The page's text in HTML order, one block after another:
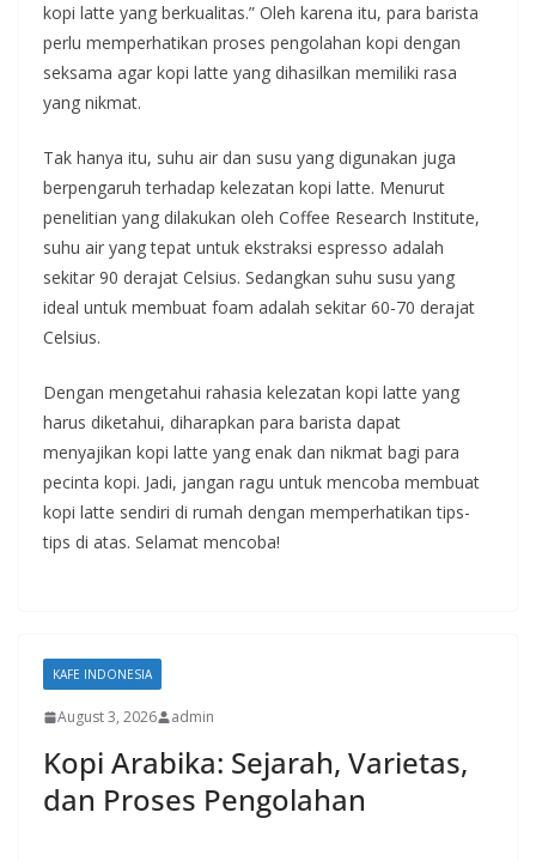
kopi latte yang berkualitas.” Oleh karena itu, para barista
perlu memperhatikan proses pengolahan kopi dengan
seksama agar kopi latte yang dihasilkan memiliki rasa
yang nikmat.
Tak hanya itu, suhu air dan susu yang digunakan juga
berpengaruh terhadap kelezatan kopi latte. Menurut
penelitian yang dilakukan oleh Coffee Research Institute,
suhu air yang tepat untuk ekstraksi espresso adalah
sekitar 90 derajat Celsius. Sedangkan suhu susu yang
ideal untuk membuat foam adalah sekitar 60-70 derajat
Celsius.
Dengan mengetahui rahasia kelezatan kopi latte yang
harus diketahui, diharapkan para barista dapat
menyajikan kopi latte yang enak dan nikmat bagi para
pecinta kopi. Jadi, jangan ragu untuk mencoba membuat
kopi latte sendiri di rumah dengan memperhatikan tips-
tips di atas. Selamat mencoba!
KAFE INDONESIA
August 3, 2026 admin
Kopi Arabika: Sejarah, Varietas,
dan Proses Pengolahan